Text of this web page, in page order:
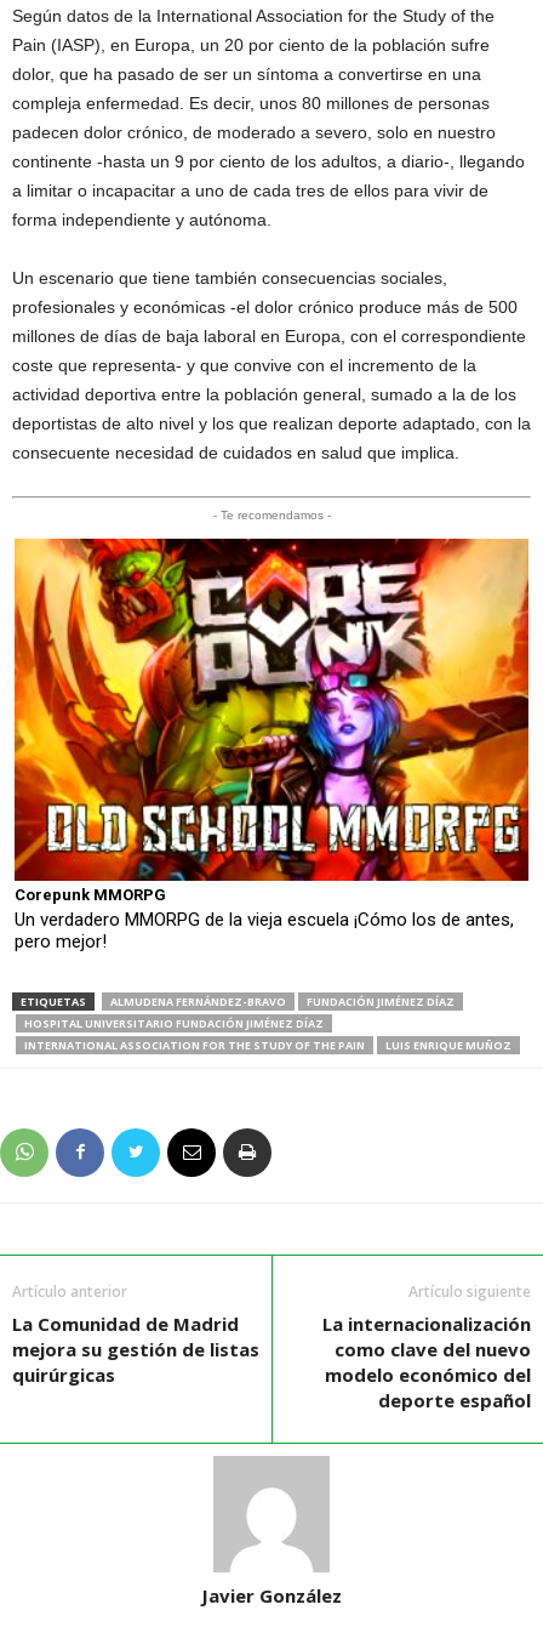
Según datos de la International Association for the Study of the
Pain (IASP), en Europa, un 20 por ciento de la población sufre
dolor, que ha pasado de ser un síntoma a convertirse en una
compleja enfermedad. Es decir, unos 80 millones de personas
padecen dolor crónico, de moderado a severo, solo en nuestro
continente -hasta un 9 por ciento de los adultos, a diario-, llegando
a limitar o incapacitar a uno de cada tres de ellos para vivir de
forma independiente y autónoma.
Un escenario que tiene también consecuencias sociales,
profesionales y económicas -el dolor crónico produce más de 500
millones de días de baja laboral en Europa, con el correspondiente
coste que representa- y que convive con el incremento de la
actividad deportiva entre la población general, sumado a la de los
deportistas de alto nivel y los que realizan deporte adaptado, con la
consecuente necesidad de cuidados en salud que implica.
- Te recomendamos -
Corepunk MMORPG
Un verdadero MMORPG de la vieja escuela ¡Cómo los de antes,
pero mejor!
ETIQUETAS ALMUDENA FERNÁNDEZ-BRAVO
FUNDACIÓN JIMÉNEZ DÍAZ
HOSPITAL UNIVERSITARIO FUNDACIÓN JIMÉNEZ DÍAZ
INTERNATIONAL ASSOCIATION FOR THE STUDY OF THE PAIN
LUIS ENRIQUE MUÑOZ
Artículo anterior
La Comunidad de Madrid
mejora su gestión de listas
quirúrgicas
Artículo siguiente
La internacionalización
como clave del nuevo
modelo económico del
deporte español
Javier González